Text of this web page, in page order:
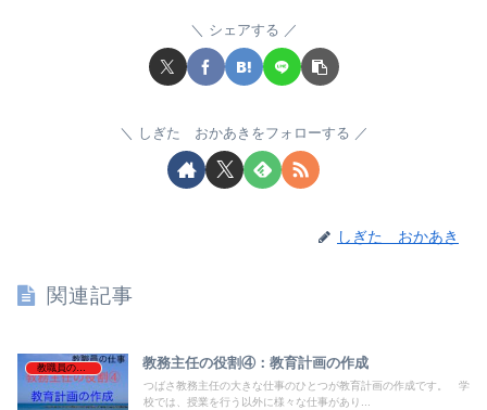
シェアする
しぎた おかあきをフォローする
しぎた おかあき
関連記事
教職員の仕事 教務主任の役割④：教育計画の作成
つばさ教務主任の大きな仕事のひとつが教育計画の作成です。 学
校では、授業を行う以外に様々な仕事があり...